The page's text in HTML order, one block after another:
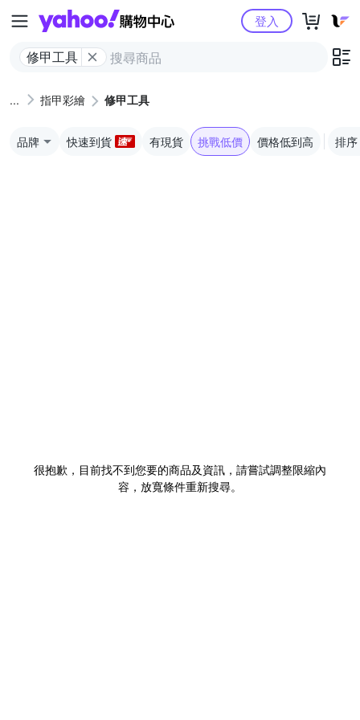
Yahoo購物中心
修甲工具
登入
指甲彩繪 修甲工具
品牌 快速到貨 有現貨 挑戰低價 價格低到高 排序
很抱歉，目前找不到您要的商品及資訊，請嘗試調整限縮內
容，放寬條件重新搜尋。